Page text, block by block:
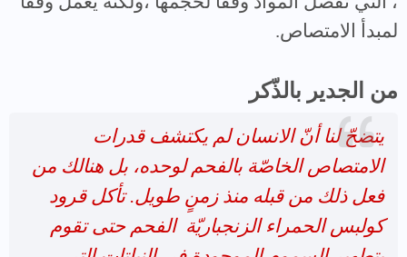
لمبدأ الامتصاص.
من الجدير بالذّكر
يتضحّ لنا أنّ الانسان لم يكتشف قدرات
الامتصاص الخاصّة بالفحم لوحده، بل هنالك من
فعل ذلك من قبله منذ زمنٍ طويل. تأكل قرود
كولبس الحمراء الزنجباريّة الفحم حتى تقوم